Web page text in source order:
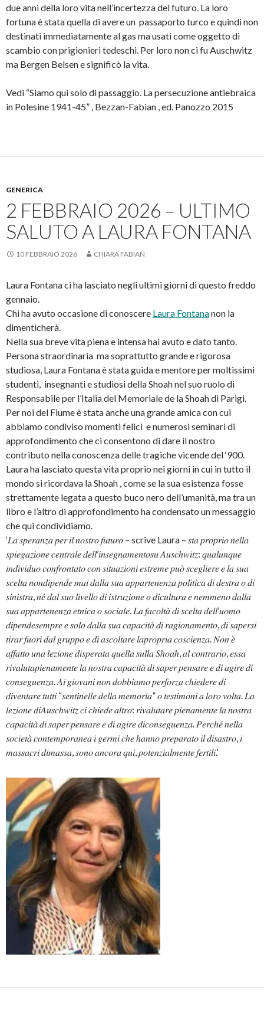
due anni della loro vita nell’incertezza del futuro. La loro
fortuna è stata quella di avere un passaporto turco e quindi non
destinati immediatamente al gas ma usati come oggetto di
scambio con prigionieri tedeschi. Per loro non ci fu Auschwitz
ma Bergen Belsen e significò la vita.
Vedi “Siamo qui solo di passaggio. La persecuzione antiebraica
in Polesine 1941-45” , Bezzan-Fabian , ed. Panozzo 2015
GENERICA
2 FEBBRAIO 2026 – ULTIMO
SALUTO A LAURA FONTANA
10 FEBBRAIO 2026 CHIARA FABIAN
Laura Fontana ci ha lasciato negli ultimi giorni di questo freddo
gennaio.
Chi ha avuto occasione di conoscere Laura Fontananon la
dimenticherà.
Nella sua breve vita piena e intensa hai avuto e dato tanto.
Persona straordinaria ma soprattutto grande e rigorosa
studiosa, Laura Fontana è stata guida e mentore per moltissimi
studenti, insegnanti e studiosi della Shoah nel suo ruolo di
Responsabile per l’Italia del Memoriale de la Shoah di Parigi.
Per noi del Fiume è stata anche una grande amica con cui
abbiamo condiviso momenti felici e numerosi seminari di
approfondimento che ci consentono di dare il nostro
contributo nella conoscenza delle tragiche vicende del ‘900.
Laura ha lasciato questa vita proprio nei giorni in cui in tutto il
mondo si ricordava la Shoah , come se la sua esistenza fosse
strettamente legata a questo buco nero dell’umanità, ma tra un
libro e l’altro di approfondimento ha condensato un messaggio
che qui condividiamo.
‘𝐿𝑎 𝑠𝑝𝑒𝑟𝑎𝑛𝑧𝑎 𝑝𝑒𝑟 𝑖𝑙 𝑛𝑜𝑠𝑡𝑟𝑜 𝑓𝑢𝑡𝑢𝑟𝑜 – scrive Laura – 𝑠𝑡𝑎 𝑝𝑟𝑜𝑝𝑟𝑖𝑜 𝑛𝑒𝑙𝑙𝑎
𝑠𝑝𝑖𝑒𝑔𝑎𝑧𝑖𝑜𝑛𝑒 𝑐𝑒𝑛𝑡𝑟𝑎𝑙𝑒 𝑑𝑒𝑙𝑙’𝑖𝑛𝑠𝑒𝑔𝑛𝑎𝑚𝑒𝑛𝑡𝑜𝑠𝑢 𝐴𝑢𝑠𝑐ℎ𝑤𝑖𝑡𝑧: 𝑞𝑢𝑎𝑙𝑢𝑛𝑞𝑢𝑒
𝑖𝑛𝑑𝑖𝑣𝑖𝑑𝑢𝑜 𝑐𝑜𝑛𝑓𝑟𝑜𝑛𝑡𝑎𝑡𝑜 𝑐𝑜𝑛 𝑠𝑖𝑡𝑢𝑎𝑧𝑖𝑜𝑛𝑖 𝑒𝑠𝑡𝑟𝑒𝑚𝑒 𝑝𝑢𝑜̀ 𝑠𝑐𝑒𝑔𝑙𝑖𝑒𝑟𝑒 𝑒 𝑙𝑎 𝑠𝑢𝑎
𝑠𝑐𝑒𝑙𝑡𝑎 𝑛𝑜𝑛𝑑𝑖𝑝𝑒𝑛𝑑𝑒 𝑚𝑎𝑖 𝑑𝑎𝑙𝑙𝑎 𝑠𝑢𝑎 𝑎𝑝𝑝𝑎𝑟𝑡𝑒𝑛𝑒𝑛𝑧𝑎 𝑝𝑜𝑙𝑖𝑡𝑖𝑐𝑎 𝑑𝑖 𝑑𝑒𝑠𝑡𝑟𝑎 𝑜 𝑑𝑖
𝑠𝑖𝑛𝑖𝑠𝑡𝑟𝑎, 𝑛𝑒́ 𝑑𝑎𝑙 𝑠𝑢𝑜 𝑙𝑖𝑣𝑒𝑙𝑙𝑜 𝑑𝑖 𝑖𝑠𝑡𝑟𝑢𝑧𝑖𝑜𝑛𝑒 𝑜 𝑑𝑖𝑐𝑢𝑙𝑡𝑢𝑟𝑎 𝑒 𝑛𝑒𝑚𝑚𝑒𝑛𝑜 𝑑𝑎𝑙𝑙𝑎
𝑠𝑢𝑎 𝑎𝑝𝑝𝑎𝑟𝑡𝑒𝑛𝑒𝑛𝑧𝑎 𝑒𝑡𝑛𝑖𝑐𝑎 𝑜 𝑠𝑜𝑐𝑖𝑎𝑙𝑒. 𝐿𝑎 𝑓𝑎𝑐𝑜𝑙𝑡𝑎̀ 𝑑𝑖 𝑠𝑐𝑒𝑙𝑡𝑎 𝑑𝑒𝑙𝑙’𝑢𝑜𝑚𝑜
𝑑𝑖𝑝𝑒𝑛𝑑𝑒𝑠𝑒𝑚𝑝𝑟𝑒 𝑒 𝑠𝑜𝑙𝑜 𝑑𝑎𝑙𝑙𝑎 𝑠𝑢𝑎 𝑐𝑎𝑝𝑎𝑐𝑖𝑡𝑎̀ 𝑑𝑖 𝑟𝑎𝑔𝑖𝑜𝑛𝑎𝑚𝑒𝑛𝑡𝑜, 𝑑𝑖 𝑠𝑎𝑝𝑒𝑟𝑠𝑖
𝑡𝑖𝑟𝑎𝑟 𝑓𝑢𝑜𝑟𝑖 𝑑𝑎𝑙 𝑔𝑟𝑢𝑝𝑝𝑜 𝑒 𝑑𝑖 𝑎𝑠𝑐𝑜𝑙𝑡𝑎𝑟𝑒 𝑙𝑎𝑝𝑟𝑜𝑝𝑟𝑖𝑎 𝑐𝑜𝑠𝑐𝑖𝑒𝑛𝑧𝑎. 𝑁𝑜𝑛 𝑒̀
𝑎𝑓𝑓𝑎𝑡𝑡𝑜 𝑢𝑛𝑎 𝑙𝑒𝑧𝑖𝑜𝑛𝑒 𝑑𝑖𝑠𝑝𝑒𝑟𝑎𝑡𝑎 𝑞𝑢𝑒𝑙𝑙𝑎 𝑠𝑢𝑙𝑙𝑎 𝑆ℎ𝑜𝑎ℎ, 𝑎𝑙 𝑐𝑜𝑛𝑡𝑟𝑎𝑟𝑖𝑜, 𝑒𝑠𝑠𝑎
𝑟𝑖𝑣𝑎𝑙𝑢𝑡𝑎𝑝𝑖𝑒𝑛𝑎𝑚𝑒𝑛𝑡𝑒 𝑙𝑎 𝑛𝑜𝑠𝑡𝑟𝑎 𝑐𝑎𝑝𝑎𝑐𝑖𝑡𝑎̀ 𝑑𝑖 𝑠𝑎𝑝𝑒𝑟 𝑝𝑒𝑛𝑠𝑎𝑟𝑒 𝑒 𝑑𝑖 𝑎𝑔𝑖𝑟𝑒 𝑑𝑖
𝑐𝑜𝑛𝑠𝑒𝑔𝑢𝑒𝑛𝑧𝑎. 𝐴𝑖 𝑔𝑖𝑜𝑣𝑎𝑛𝑖 𝑛𝑜𝑛 𝑑𝑜𝑏𝑏𝑖𝑎𝑚𝑜 𝑝𝑒𝑟𝑓𝑜𝑟𝑧𝑎 𝑐ℎ𝑖𝑒𝑑𝑒𝑟𝑒 𝑑𝑖
𝑑𝑖𝑣𝑒𝑛𝑡𝑎𝑟𝑒 𝑡𝑢𝑡𝑡𝑖 “𝑠𝑒𝑛𝑡𝑖𝑛𝑒𝑙𝑙𝑒 𝑑𝑒𝑙𝑙𝑎 𝑚𝑒𝑚𝑜𝑟𝑖𝑎” 𝑜 𝑡𝑒𝑠𝑡𝑖𝑚𝑜𝑛𝑖 𝑎 𝑙𝑜𝑟𝑜 𝑣𝑜𝑙𝑡𝑎. 𝐿𝑎
𝑙𝑒𝑧𝑖𝑜𝑛𝑒 𝑑𝑖𝐴𝑢𝑠𝑐ℎ𝑤𝑖𝑡𝑧 𝑐𝑖 𝑐ℎ𝑖𝑒𝑑𝑒 𝑎𝑙𝑡𝑟𝑜: 𝑟𝑖𝑣𝑎𝑙𝑢𝑡𝑎𝑟𝑒 𝑝𝑖𝑒𝑛𝑎𝑚𝑒𝑛𝑡𝑒 𝑙𝑎 𝑛𝑜𝑠𝑡𝑟𝑎
𝑐𝑎𝑝𝑎𝑐𝑖𝑡𝑎̀ 𝑑𝑖 𝑠𝑎𝑝𝑒𝑟 𝑝𝑒𝑛𝑠𝑎𝑟𝑒 𝑒 𝑑𝑖 𝑎𝑔𝑖𝑟𝑒 𝑑𝑖𝑐𝑜𝑛𝑠𝑒𝑔𝑢𝑒𝑛𝑧𝑎. 𝑃𝑒𝑟𝑐ℎ𝑒́ 𝑛𝑒𝑙𝑙𝑎
𝑠𝑜𝑐𝑖𝑒𝑡𝑎̀ 𝑐𝑜𝑛𝑡𝑒𝑚𝑝𝑜𝑟𝑎𝑛𝑒𝑎 𝑖 𝑔𝑒𝑟𝑚𝑖 𝑐ℎ𝑒 ℎ𝑎𝑛𝑛𝑜 𝑝𝑟𝑒𝑝𝑎𝑟𝑎𝑡𝑜 𝑖𝑙 𝑑𝑖𝑠𝑎𝑠𝑡𝑟𝑜, 𝑖
𝑚𝑎𝑠𝑠𝑎𝑐𝑟𝑖 𝑑𝑖𝑚𝑎𝑠𝑠𝑎, 𝑠𝑜𝑛𝑜 𝑎𝑛𝑐𝑜𝑟𝑎 𝑞𝑢𝑖, 𝑝𝑜𝑡𝑒𝑛𝑧𝑖𝑎𝑙𝑚𝑒𝑛𝑡𝑒 𝑓𝑒𝑟𝑡𝑖𝑙𝑖.’